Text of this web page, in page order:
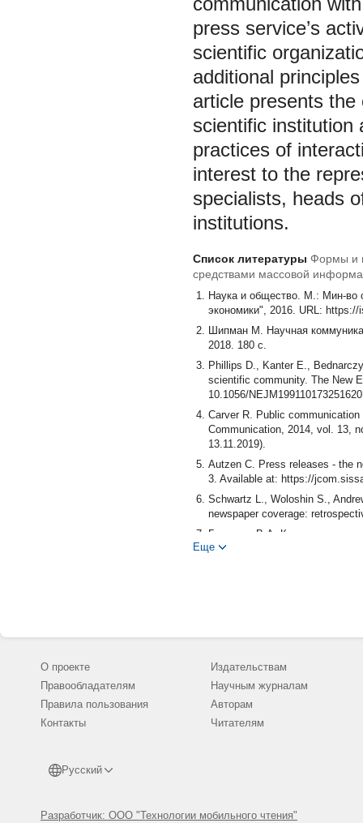
press service’s
scientific
additional
article presents
scientific institution
practices of
interest to the
specialists, heads
institutions.
Список литературы Формы и
средствами массовой
Наука и общество. М.: Мин-во
экономики", 2016. URL:
Шипман М. Научная
2018. 180 с.
Phillips D., Kanter E.,
scientific community. The New
10.1056/NEJM199110173251620
Carver R. Public
Communication, 2014, vol. 13,
13.11.2019).
Autzen C. Press releases - the
3. Available at: https://
Schwartz L., Woloshin S.,
newspaper coverage:
Горновая В.А. Критерии
https://cyberleninka.ru/article/n/
Еще
О проекте
Правообладателям
Правила пользования
Контакты
Русский
Разработчик: ООО "Технологии мобильного чтения"
Издательствам
Научным журналам
Авторам
Читателям